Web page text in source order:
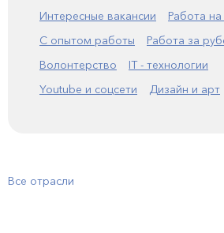
Интересные вакансии
Работа
С опытом работы
Работа за
Волонтерство
IT - технологии
Youtube и соцсети
Дизайн и арт
Все отрасли